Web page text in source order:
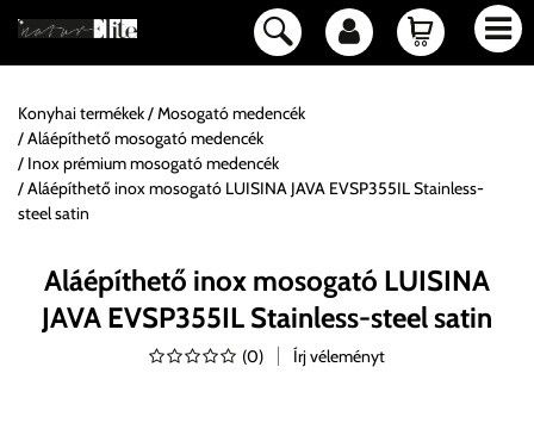
Konyhai termékek
Mosogató medencék
Aláépíthető mosogató medencék
Inox prémium mosogató medencék
Aláépíthető inox mosogató LUISINA JAVA EVSP355IL Stainless-
steel satin
Aláépíthető inox mosogató LUISINA
JAVA EVSP355IL Stainless-steel satin
(0) Írj véleményt